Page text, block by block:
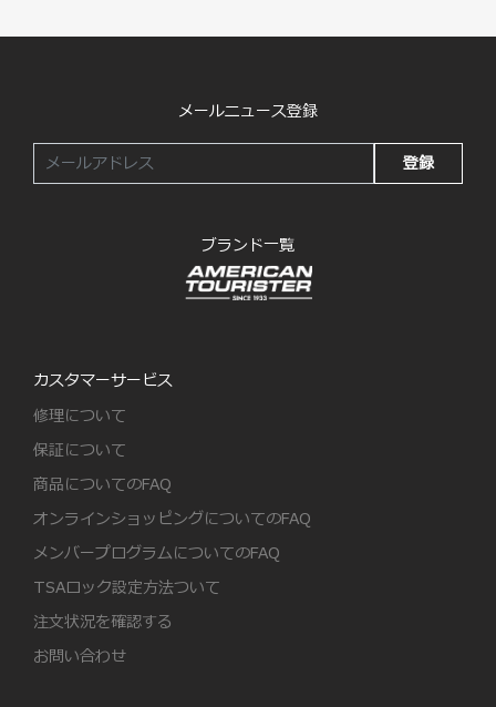
メールニュース登録
登録
ブランド一覧
カスタマーサービス
修理について
保証について
商品についてのFAQ
オンラインショッピングについてのFAQ
メンバープログラムについてのFAQ
TSAロック設定方法ついて
注文状況を確認する
お問い合わせ